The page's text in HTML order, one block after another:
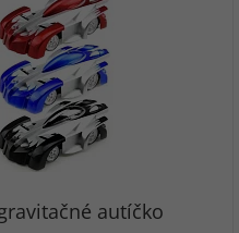
autíčko